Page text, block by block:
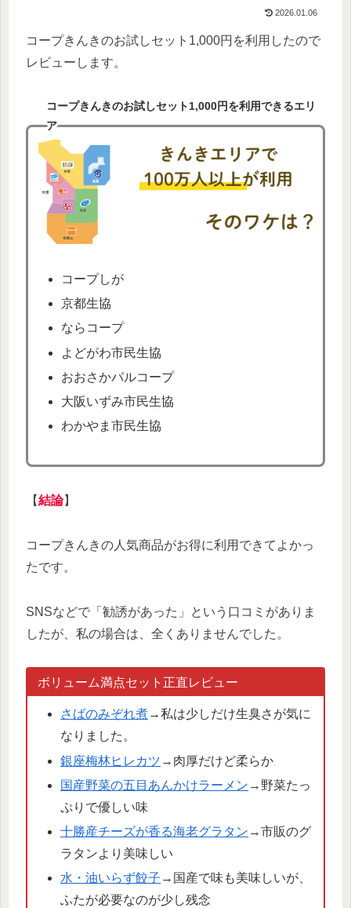
2026.01.06
コープきんきのお試しセット1,000円を利用したので
レビューします。
コープきんきのお試しセット1,000円を利用できるエリ
ア
コープしが
京都生協
ならコープ
よどがわ市民生協
おおさかパルコープ
大阪いずみ市民生協
わかやま市民生協
【結論】
コープきんきの人気商品がお得に利用できてよかっ
たです。
SNSなどで「勧誘があった」という口コミがありま
したが、私の場合は、全くありませんでした。
ボリューム満点セット正直レビュー
さばのみぞれ煮→私は少しだけ生臭さが気に
なりました。
銀座梅林ヒレカツ →肉厚だけど柔らか
国産野菜の五目あんかけラーメン →野菜たっ
ぷりで優しい味
十勝産チーズが香る海老グラタン →市販のグ
ラタンより美味しい
水・油いらず餃子 →国産で味も美味しいが、
ふたが必要なのが少し残念